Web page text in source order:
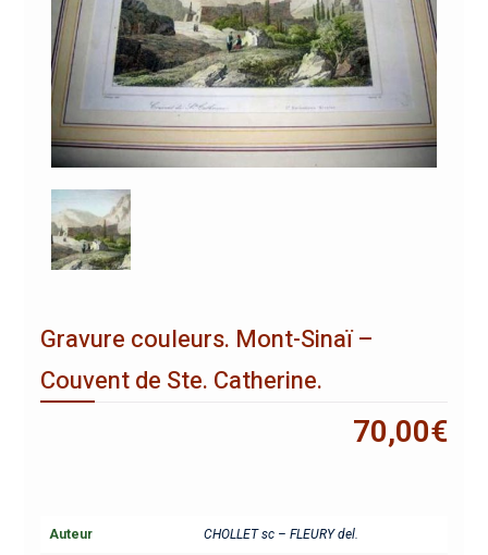
Gravure couleurs. Mont-Sinaï –
Couvent de Ste. Catherine.
70,00€
Auteur CHOLLET sc – FLEURY del.